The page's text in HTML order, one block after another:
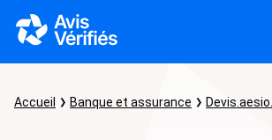
Accueil Banque et assurance